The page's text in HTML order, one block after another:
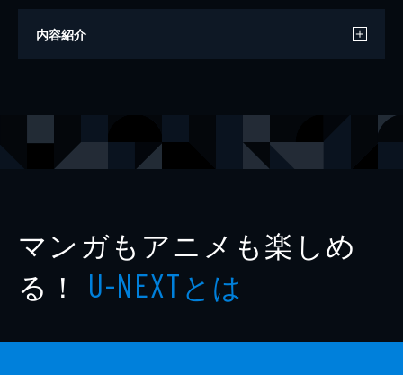
モデル
内容紹介
マンガもアニメも楽しめ
る！ U-NEXTとは